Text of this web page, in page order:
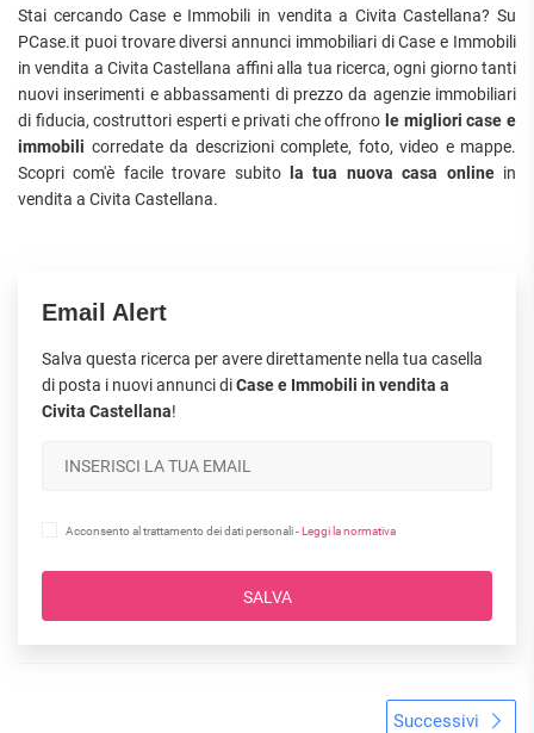
Stai cercando Case e Immobili in vendita a Civita Castellana? Su
PCase.it puoi trovare diversi annunci immobiliari di Case e Immobili
in vendita a Civita Castellana affini alla tua ricerca, ogni giorno tanti
nuovi inserimenti e abbassamenti di prezzo da agenzie immobiliari
di fiducia, costruttori esperti e privati che offrono le migliori case e
immobili corredate da descrizioni complete, foto, video e mappe.
Scopri com'è facile trovare subito
la tua nuova casa onlinein
vendita a Civita Castellana.
Email Alert
Salva questa ricerca per avere direttamente nella tua casella
di posta i nuovi annunci diCase e Immobili in vendita a
Civita Castellana!
Acconsento al trattamento dei dati personali -Leggi la normativa
SALVA
Successivi